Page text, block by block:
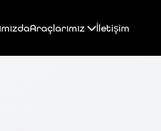
Araçlarımız İletişim